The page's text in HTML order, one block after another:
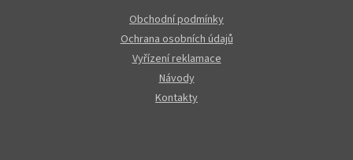
Obchodní podmínky
Ochrana osobních údajů
Vyřízení reklamace
Návody
Kontakty